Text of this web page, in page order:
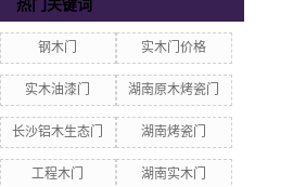
热门关键词
钢木门 实木门价格
实木油漆门 湖南原木烤瓷门
长沙铝木生态门 湖南烤瓷门
工程木门 湖南实木门